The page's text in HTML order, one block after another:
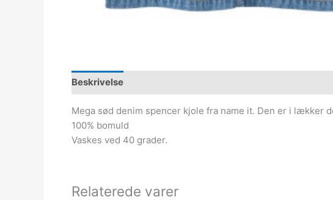
Beskrivelse
Mega sød denim spencer kjole fra name it. Den er i lækker
100% bomuld
Vaskes ved 40 grader.
Relaterede varer